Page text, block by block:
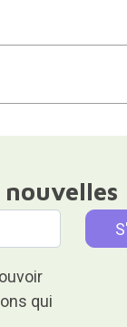
qui